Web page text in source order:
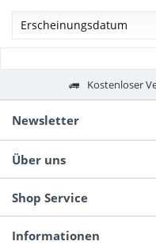
Kostenloser
Newsletter
Über uns
Shop Service
Informationen